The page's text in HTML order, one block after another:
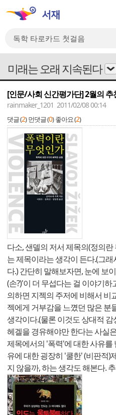
미래는 오래 지속된다
[인문/사회 신간평가단] 2월의 추
rainmaker_1201 2011/02/08 00:14
댓글 (2) 먼댓글 (0) 좋아요 (2)
다소, 샌델의 저서 제목의(정의
는 제목이라는 생각이 든다.(그
다.) 간단히 말해보자면, 눈에 보
(손?)'이 더 무섭다는 걸 이야기
의하면 지젝의 주저에 비해서 비
젝에게 거부감을 느꼈던 많은 분
생각이다.(물론 이것도 상대적
헤겔을 경유해야만 한다는 사실
제목에서의 '폭력'에 대한 사유를
유에 대한 굉장히 '쿨한' (비판적)
지 않을까, 하는 생각도 해본다.